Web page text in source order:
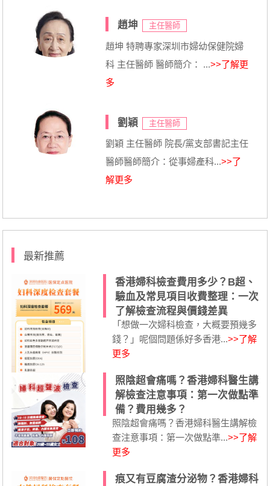
趙坤 主任醫師
趙坤 特聘專家深圳市婦幼保健院婦
科 主任醫師 醫師簡介： ...>>了解更
多
劉穎 主任醫師
劉穎 主任醫師 院長/黨支部書記主任
醫師醫師簡介：從事婦產科...>>了
解更多
最新推薦
香港婦科檢查費用多少？B超、
驗血及常見項目收費整理：一次
了解檢查流程與價錢差異
「想做一次婦科檢查，大概要預幾多
錢？」呢個問題係好多香港...>>了解
更多
照陰超會痛嗎？香港婦科醫生講
解檢查注意事項：第一次做點準
備？費用幾多？
照陰超會痛嗎？香港婦科醫生講解檢
查注意事項：第一次做點準...>>了解
更多
痕又有豆腐渣分泌物？香港婦科